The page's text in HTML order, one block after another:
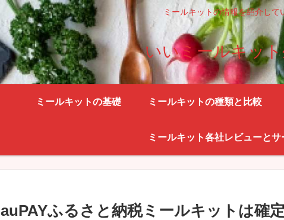
ミールキットの情報を紹介して
いいミールキット
ミールキットの基礎 ミールキットの種類と比較
ミールキット各社レビューと
auPAYふるさと納税ミールキットは確